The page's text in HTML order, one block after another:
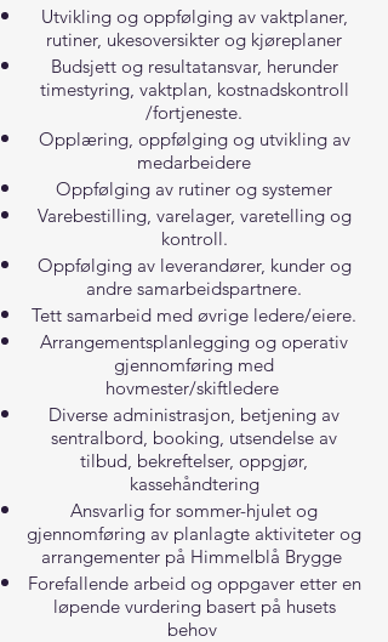
Utvikling og oppfølging av vaktplaner,
rutiner, ukesoversikter og kjøreplaner
Budsjett og resultatansvar, herunder
timestyring, vaktplan, kostnadskontroll
/fortjeneste.
Opplæring, oppfølging og utvikling av
medarbeidere
Oppfølging av rutiner og systemer
Varebestilling, varelager, varetelling og
kontroll.
Oppfølging av leverandører, kunder og
andre samarbeidspartnere.
Tett samarbeid med øvrige ledere/eiere.
Arrangementsplanlegging og operativ
gjennomføring med
hovmester/skiftledere
Diverse administrasjon, betjening av
sentralbord, booking, utsendelse av
tilbud, bekreftelser, oppgjør,
kassehåndtering
Ansvarlig for sommer-hjulet og
gjennomføring av planlagte aktiviteter og
arrangementer på Himmelblå Brygge
Forefallende arbeid og oppgaver etter en
løpende vurdering basert på husets
behov